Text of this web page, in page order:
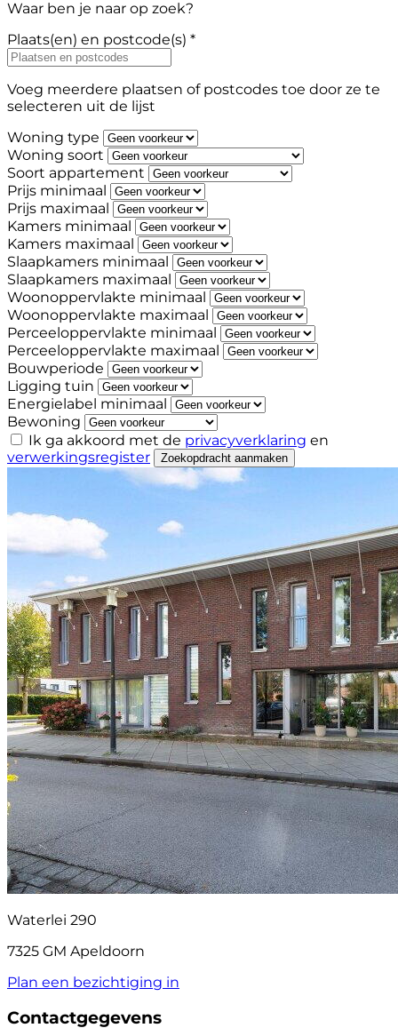
Waar ben je naar op zoek?
Plaats(en) en postcode(s) *
Voeg meerdere plaatsen of postcodes toe door ze te
selecteren uit de lijst
Woning type
Woning soort
Soort appartement
Prijs minimaal
Prijs maximaal
Kamers minimaal
Kamers maximaal
Slaapkamers minimaal
Slaapkamers maximaal
Woonoppervlakte minimaal
Woonoppervlakte maximaal
Perceeloppervlakte minimaal
Perceeloppervlakte maximaal
Bouwperiode
Ligging tuin
Energielabel minimaal
Bewoning
Ik ga akkoord met de privacyverklaring en
verwerkingsregister
Zoekopdracht aanmaken
Waterlei 290
7325 GM Apeldoorn
Plan een bezichtiging in
Contactgegevens